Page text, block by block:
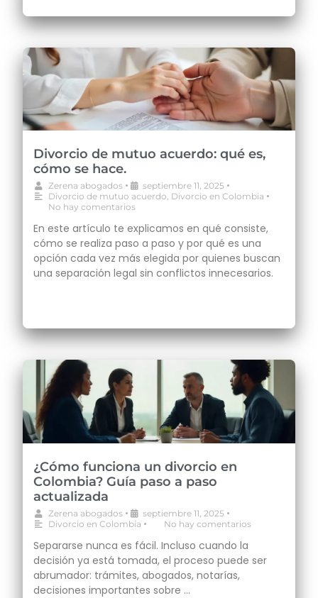
Divorcio de mutuo acuerdo: qué es,
cómo se hace.
Zerena abogados • septiembre 11, 2025 •
Divorcio de mutuo acuerdo, Divorcio en Colombia •
No hay comentarios
En este artículo te explicamos en qué consiste,
cómo se realiza paso a paso y por qué es una
opción cada vez más elegida por quienes buscan
una separación legal sin conflictos innecesarios.
¿Cómo funciona un divorcio en
Colombia? Guía paso a paso
actualizada
Zerena abogados • septiembre 11, 2025 •
Divorcio en Colombia • No hay comentarios
Separarse nunca es fácil. Incluso cuando la
decisión ya está tomada, el proceso puede ser
abrumador: trámites, abogados, notarías,
decisiones importantes sobre …